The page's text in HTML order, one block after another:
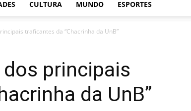
CULTURA MUNDO ESPORTES
traficantes da “Chacrinha da UnB”
dos principais
da UnB”